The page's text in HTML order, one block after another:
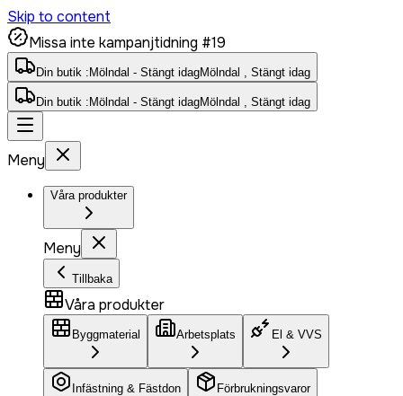
Skip to content
Missa inte kampanjtidning #19
Din butik : Mölndal - Stängt idagMölndal , Stängt idag
Din butik : Mölndal - Stängt idagMölndal , Stängt idag
Meny
Våra produkter
Meny
Tillbaka
Våra produkter
Byggmaterial Arbetsplats El & VVS
Infästning & Fästdon Förbrukningsvaror